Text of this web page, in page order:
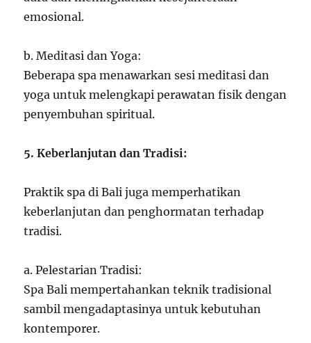
emosional.
b. Meditasi dan Yoga:
Beberapa spa menawarkan sesi meditasi dan
yoga untuk melengkapi perawatan fisik dengan
penyembuhan spiritual.
5. Keberlanjutan dan Tradisi:
Praktik spa di Bali juga memperhatikan
keberlanjutan dan penghormatan terhadap
tradisi.
a. Pelestarian Tradisi:
Spa Bali mempertahankan teknik tradisional
sambil mengadaptasinya untuk kebutuhan
kontemporer.